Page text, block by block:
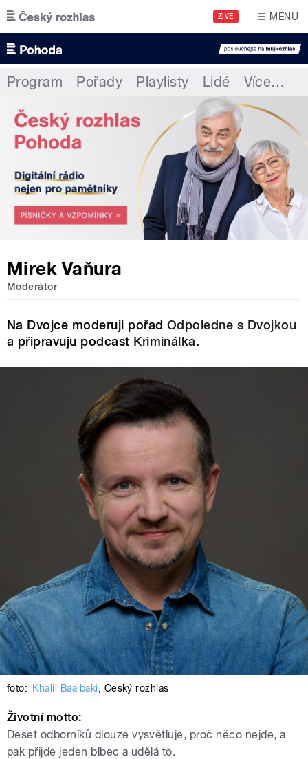
Přejít k hlavnímu obsahu
ŽIVĚ MENU
Program Pořady Playlisty Lidé Více…
Mirek Vaňura
Moderátor
Na Dvojce moderuji pořad Odpoledne s Dvojkou
a připravuju podcast Kriminálka.
foto: Khalil Baalbaki, Český rozhlas
Životní motto:
Deset odborníků dlouze vysvětluje, proč něco nejde, a
pak přijde jeden blbec a udělá to.